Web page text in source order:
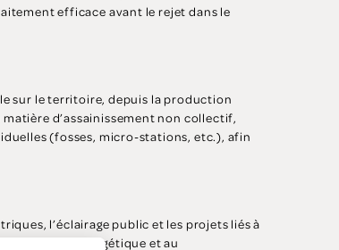
efficace avant le rejet dans le
sur le territoire, depuis la production
d’assainissement non collectif,
(fosses, micro-stations, etc.), afin
l’éclairage public et les projets liés à
énergétique et au